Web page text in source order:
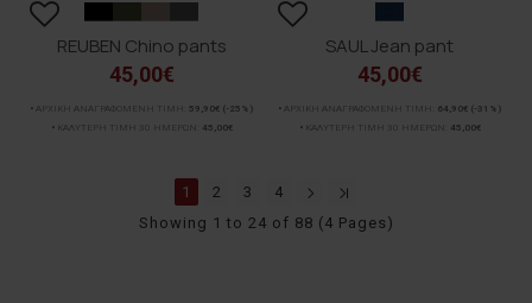
REUBEN Chino pants
45,00€
ΑΡΧΙΚΗ ΑΝΑΓΡΑΦΟΜΕΝΗ ΤΙΜΗ: 59,90€ (-25%)
ΚΑΛΥΤΕΡΗ ΤΙΜΗ 30 ΗΜΕΡΩΝ:
45,00€
SAUL Jean pant
45,00€
ΑΡΧΙΚΗ ΑΝΑΓΡΑΦΟΜΕΝΗ ΤΙΜΗ: 64,90€ (-31%)
ΚΑΛΥΤΕΡΗ ΤΙΜΗ 30 ΗΜΕΡΩΝ:
45,00€
1 2 3
4
Showing 1 to 24 of 88 (4 Pages)